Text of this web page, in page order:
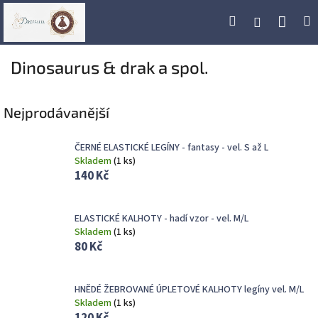
Přejít
Hledat Přihlášení
Dinosaurus & drak a spol.
Nejprodávanější
ČERNÉ ELASTICKÉ LEGÍNY - fantasy - vel. S až L
Skladem(1 ks)
140 Kč
ELASTICKÉ KALHOTY - hadí vzor - vel. M/L
Skladem(1 ks)
80 Kč
HNĚDÉ ŽEBROVANÉ ÚPLETOVÉ KALHOTY legíny vel. M/L
Skladem(1 ks)